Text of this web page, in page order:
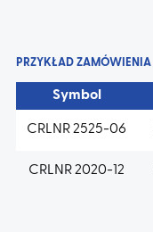
PRZYKŁAD ZAMÓWIENIA
Symbol
CRLNR 2525-06
CRLNR 2020-12